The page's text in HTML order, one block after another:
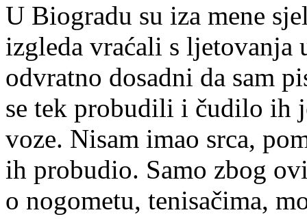
U Biogradu su iza mene
izgleda vraćali s
odvratno dosadni da sam
se tek probudili i čudilo ih
voze. Nisam imao srca,
ih probudio. Samo zbog
o nogometu, tenisačima,